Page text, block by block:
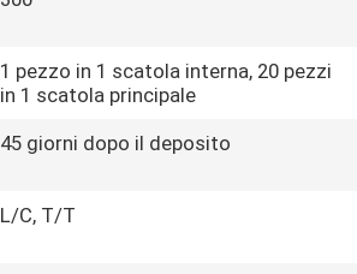
1 pezzo in 1 scatola interna, 20 pezzi
in 1 scatola principale
45 giorni dopo il deposito
L/C, T/T